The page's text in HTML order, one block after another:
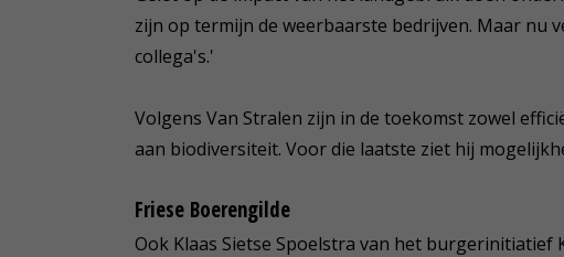
zijn op termijn de weerbaarste bedrijven. Maar nu
collega's.'
Volgens Van Stralen zijn in de toekomst zowel
aan biodiversiteit. Voor die laatste ziet hij
Friese Boerengilde
Ook Klaas Sietse Spoelstra van het burgerinitiatief